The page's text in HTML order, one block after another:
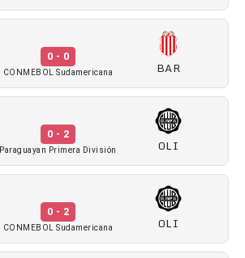
0 - 0
CONMEBOL Sudamericana BAR
0 - 2
Paraguayan Primera División OLI
0 - 2
CONMEBOL Sudamericana OLI